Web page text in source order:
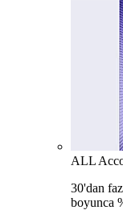
ALL
30'dan
boyunca